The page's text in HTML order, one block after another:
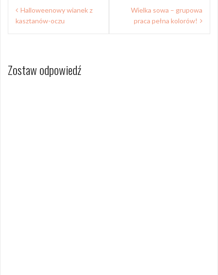
Nawigacja
wpisu
Halloweenowy wianek z
kasztanów-oczu
Wielka sowa – grupowa
praca pełna kolorów!
Zostaw odpowiedź